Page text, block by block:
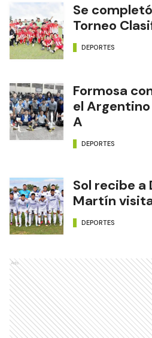
Se
Torneo
DEPORTES
Formosa
el
A
DEPORTES
Sol recibe a
Martín
DEPORTES
Ads